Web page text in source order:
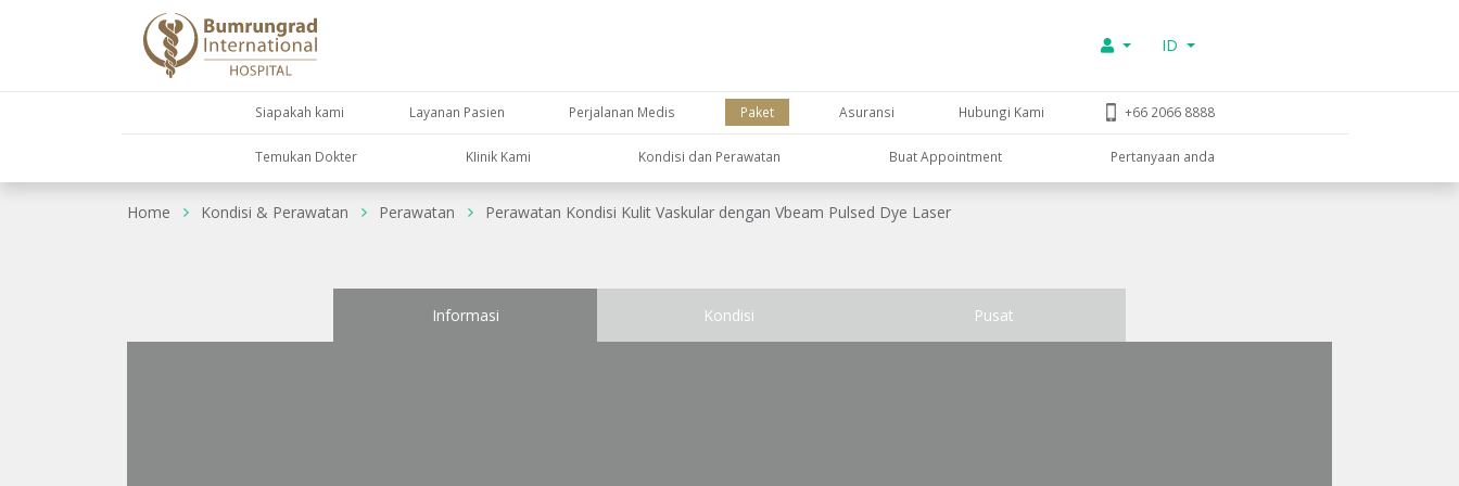
ID
Siapakah kami Layanan Pasien Perjalanan Medis Paket Asuransi Hubungi Kami +66 2066 8888
Temukan Dokter KIinik Kami Kondisi dan Perawatan Buat Appointment Pertanyaan anda
Home Kondisi & Perawatan Perawatan Perawatan Kondisi Kulit Vaskular dengan Vbeam Pulsed Dye Laser
Informasi Kondisi Pusat